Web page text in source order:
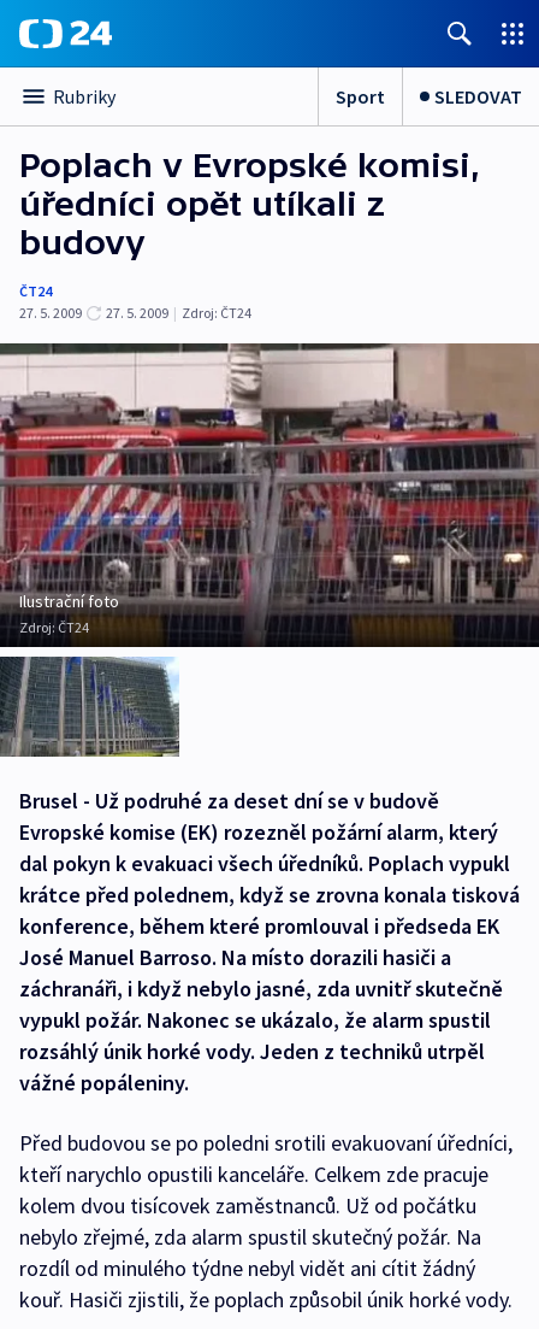
Rubriky Sport SLEDOVAT
Poplach v Evropské komisi,
úředníci opět utíkali z
budovy
ČT24
27. 5. 2009
27. 5. 2009 | Zdroj: ČT24
Ilustrační foto
Zdroj:ČT24
Brusel - Už podruhé za deset dní se v budově
Evropské komise (EK) rozezněl požární alarm, který
dal pokyn k evakuaci všech úředníků. Poplach vypukl
krátce před polednem, když se zrovna konala tisková
konference, během které promlouval i předseda EK
José Manuel Barroso. Na místo dorazili hasiči a
záchranáři, i když nebylo jasné, zda uvnitř skutečně
vypukl požár. Nakonec se ukázalo, že alarm spustil
rozsáhlý únik horké vody. Jeden z techniků utrpěl
vážné popáleniny.
Před budovou se po poledni srotili evakuovaní úředníci,
kteří narychlo opustili kanceláře. Celkem zde pracuje
kolem dvou tisícovek zaměstnanců. Už od počátku
nebylo zřejmé, zda alarm spustil skutečný požár. Na
rozdíl od minulého týdne nebyl vidět ani cítit žádný
kouř. Hasiči zjistili, že poplach způsobil únik horké vody.